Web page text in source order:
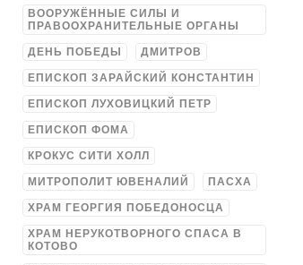
ВООРУЖЁННЫЕ СИЛЫ И
ПРАВООХРАНИТЕЛЬНЫЕ ОРГАНЫ
ДЕНЬ ПОБЕДЫ ДМИТРОВ
ЕПИСКОП ЗАРАЙСКИЙ КОНСТАНТИН
ЕПИСКОП ЛУХОВИЦКИЙ ПЕТР
ЕПИСКОП ФОМА
КРОКУС СИТИ ХОЛЛ
МИТРОПОЛИТ ЮВЕНАЛИЙ ПАСХА
ХРАМ ГЕОРГИЯ ПОБЕДОНОСЦА
ХРАМ НЕРУКОТВОРНОГО СПАСА В
КОТОВО